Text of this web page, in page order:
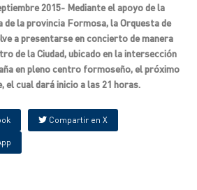
2015- Mediante el apoyo de la
la provincia Formosa, la Orquesta de
a presentarse en concierto de manera
de la Ciudad, ubicado en la intersección
en pleno centro formoseño, el próximo
el cual dará inicio a las 21 horas.
Compartir en X